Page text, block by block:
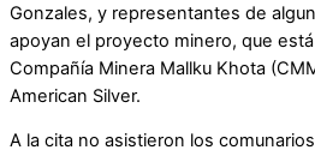
Gonzales, y representantes de
apoyan el proyecto minero, que
Compañía Minera Mallku Khota
American Silver.
A la cita no asistieron los